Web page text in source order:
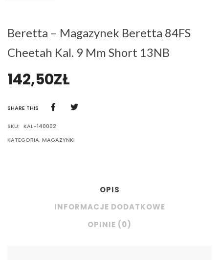
Beretta – Magazynek Beretta 84FS
Cheetah Kal. 9 Mm Short 13NB
142,50ZŁ
SHARE THIS
SKU: KAL-140002
KATEGORIA: MAGAZYNKI
OPIS
INFORMACJE DODATKOWE
OPINIE (0)